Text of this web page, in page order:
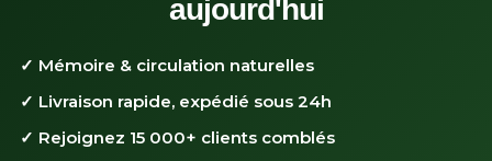
aujourd'hui
✓ Mémoire & circulation naturelles
✓ Livraison rapide, expédié sous 24h
✓ Rejoignez 15 000+ clients comblés